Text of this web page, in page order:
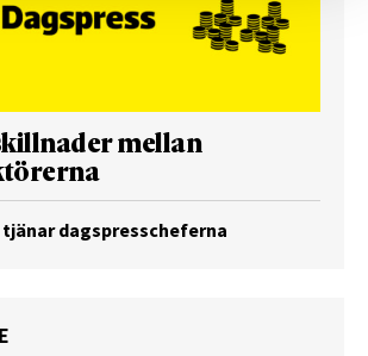
mellan
dagspresscheferna